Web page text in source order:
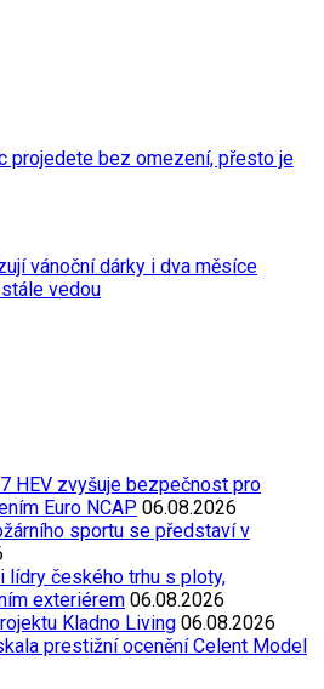
projedete bez omezení, přesto je
vánoční dárky i dva měsíce
vedou
HEV zvyšuje bezpečnost pro
Euro NCAP 06.08.2026
sportu se představí v
lídry českého trhu s ploty,
exteriérem 06.08.2026
Kladno Living 06.08.2026
prestižní ocenění Celent Model